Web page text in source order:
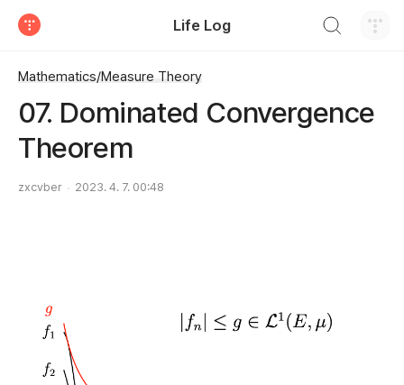
Life Log
Mathematics/Measure Theory
07. Dominated Convergence
Theorem
zxcvber 2023. 4. 7. 00:48